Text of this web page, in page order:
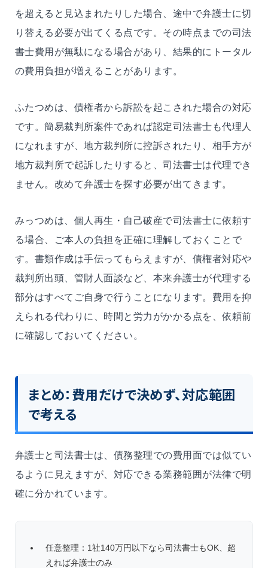
を超えると見込まれたりした場合、途中で弁護士に切
り替える必要が出てくる点です。その時点までの司法
書士費用が無駄になる場合があり、結果的にトータル
の費用負担が増えることがあります。
ふたつめは、債権者から訴訟を起こされた場合の対応
です。簡易裁判所案件であれば認定司法書士も代理人
になれますが、地方裁判所に控訴されたり、相手方が
地方裁判所で起訴したりすると、司法書士は代理でき
ません。改めて弁護士を探す必要が出てきます。
みっつめは、個人再生・自己破産で司法書士に依頼す
る場合、ご本人の負担を正確に理解しておくことで
す。書類作成は手伝ってもらえますが、債権者対応や
裁判所出頭、管財人面談など、本来弁護士が代理する
部分はすべてご自身で行うことになります。費用を抑
えられる代わりに、時間と労力がかかる点を、依頼前
に確認しておいてください。
まとめ：費用だけで決めず、対応範囲
で考える
弁護士と司法書士は、債務整理での費用面では似てい
るように見えますが、対応できる業務範囲が法律で明
確に分かれています。
任意整理：1社140万円以下なら司法書士もOK、超
えれば弁護士のみ